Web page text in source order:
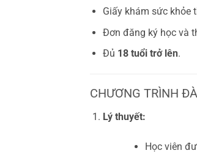
Giấy khám sức khỏe
Đơn đăng ký học và
Đủ 18 tuổi trở lên.
CHƯƠNG TRÌNH
Lý thuyết:
Học viên